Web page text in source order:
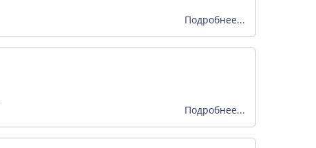
Подробнее...
Подробнее...